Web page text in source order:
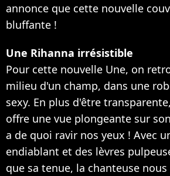
annonce que cette nouvelle
bluffante !
Une Rihanna irrésistible
Pour cette nouvelle Une, on
milieu d'un champ, dans une
sexy. En plus d'être
offre une vue plongeante sur
a de quoi ravir nos yeux ! Avec
endiablant et des lèvres
que sa tenue, la chanteuse